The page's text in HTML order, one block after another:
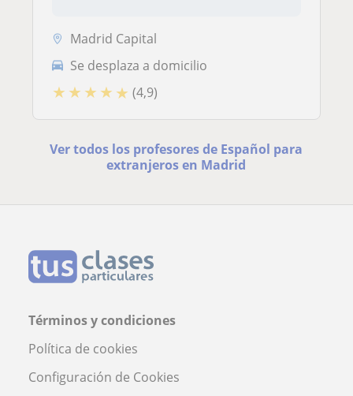
Madrid Capital
Se desplaza a domicilio
★ ★ ★ ★ ★ (4,9)
Ver todos los profesores de Español para
extranjeros en Madrid
Términos y condiciones
Política de cookies
Configuración de Cookies